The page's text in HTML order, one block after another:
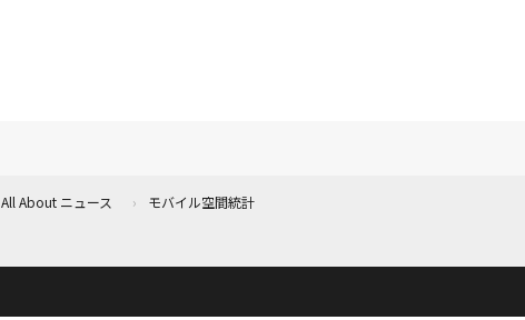
All About ニュース
モバイル空間統計